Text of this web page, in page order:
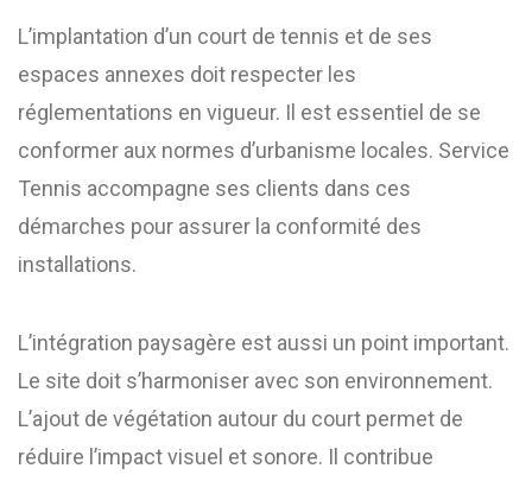
L’implantation d’un court de tennis et de ses
espaces annexes doit respecter les
réglementations en vigueur. Il est essentiel de se
conformer aux normes d’urbanisme locales. Service
Tennis accompagne ses clients dans ces
démarches pour assurer la conformité des
installations.
L’intégration paysagère est aussi un point important.
Le site doit s’harmoniser avec son environnement.
L’ajout de végétation autour du court permet de
réduire l’impact visuel et sonore. Il contribue